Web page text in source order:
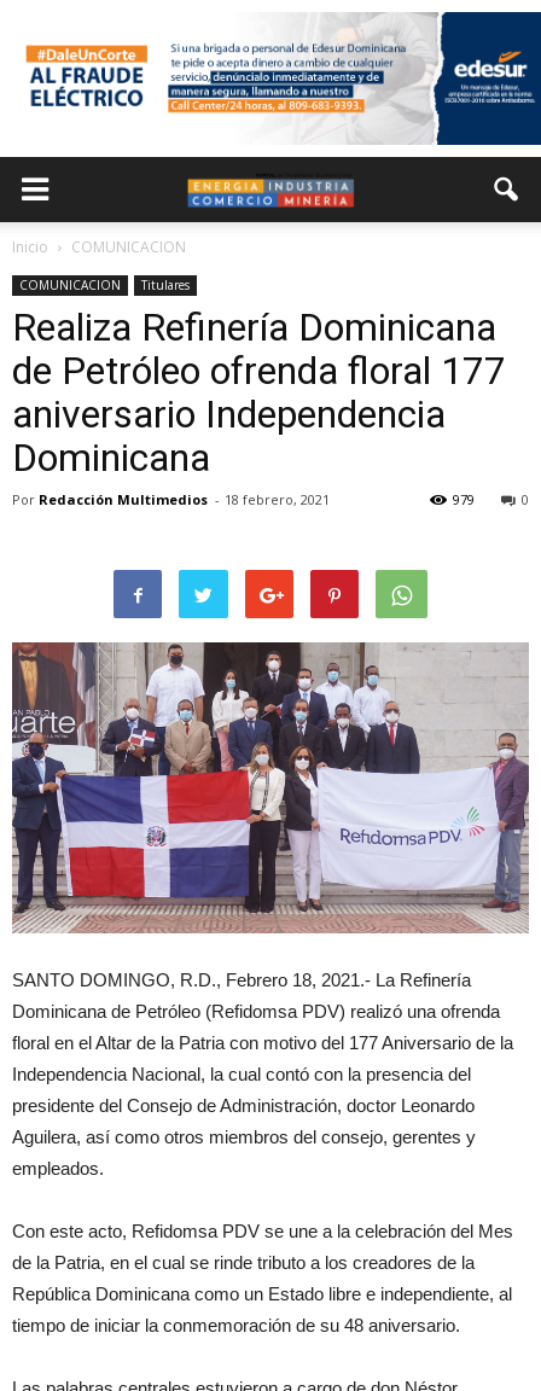
Inicio COMUNICACION
COMUNICACION Titulares
Realiza Refinería Dominicana
de Petróleo ofrenda floral 177
aniversario Independencia
Dominicana
Por Redacción Multimedios - 18 febrero, 2021 0
979
SANTO DOMINGO, R.D., Febrero 18, 2021.- La Refinería
Dominicana de Petróleo (Refidomsa PDV) realizó una ofrenda
floral en el Altar de la Patria con motivo del 177 Aniversario de la
Independencia Nacional, la cual contó con la presencia del
presidente del Consejo de Administración, doctor Leonardo
Aguilera, así como otros miembros del consejo, gerentes y
empleados.
Con este acto, Refidomsa PDV se une a la celebración del Mes
de la Patria, en el cual se rinde tributo a los creadores de la
República Dominicana como un Estado libre e independiente, al
tiempo de iniciar la conmemoración de su 48 aniversario.